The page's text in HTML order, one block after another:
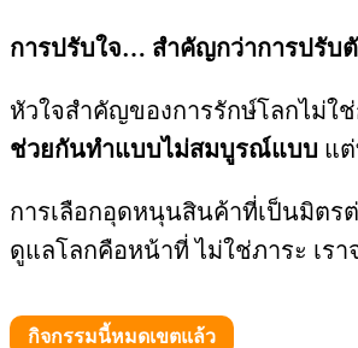
การปรับใจ… สำคัญกว่าการปรับ
หัวใจสำคัญของการรักษ์โลกไม่ใ
ช่วยกันทำแบบไม่สมบูรณ์แบบ แ
การเลือกอุดหนุนสินค้าที่เป็นมิตร
ดูแลโลกคือหน้าที่ ไม่ใช่ภาระ เร
กิจกรรมนี้หมดเขตแล้ว